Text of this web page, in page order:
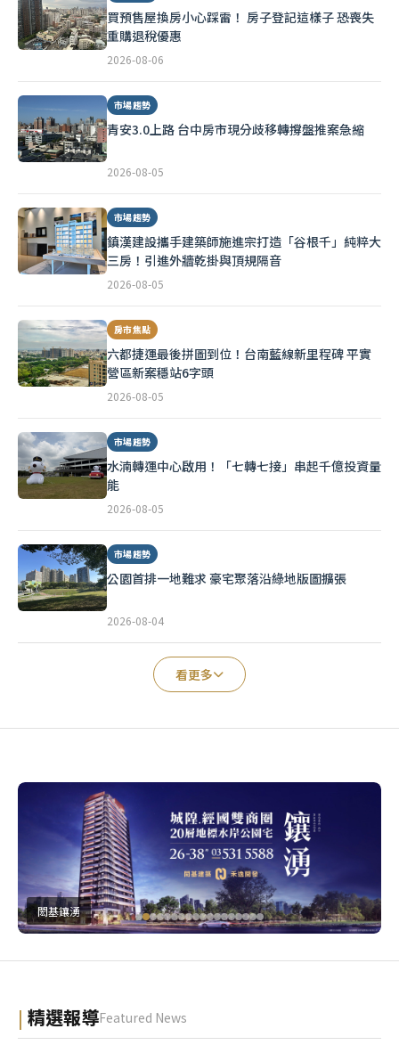
買預售屋換房小心踩雷！ 房子登記這樣子 恐喪失
重購退稅優惠
2026-08-06
市場趨勢
青安3.0上路 台中房市現分歧移轉撐盤推案急縮
2026-08-05
市場趨勢
鎮漢建設攜手建築師施進宗打造「谷根千」純粹大
三房！引進外牆乾掛與頂規隔音
2026-08-05
房市焦點
六都捷運最後拼圖到位！台南藍線新里程碑 平實
營區新案穩站6字頭
2026-08-05
市場趨勢
水湳轉運中心啟用！「七轉七接」串起千億投資量
能
2026-08-05
市場趨勢
公園首排一地難求 豪宅聚落沿綠地版圖擴張
2026-08-04
看更多
閎基鑲湧
精選報導Featured News